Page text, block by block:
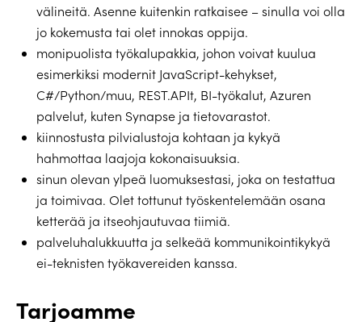
välineitä. Asenne kuitenkin ratkaisee – sinulla voi olla
jo kokemusta tai olet innokas oppija.
monipuolista työkalupakkia, johon voivat kuulua
esimerkiksi modernit JavaScript-kehykset,
C#/Python/muu, REST.APIt, BI-työkalut, Azuren
palvelut, kuten Synapse ja tietovarastot.
kiinnostusta pilvialustoja kohtaan ja kykyä
hahmottaa laajoja kokonaisuuksia.
sinun olevan ylpeä luomuksestasi, joka on testattua
ja toimivaa. Olet tottunut työskentelemään osana
ketterää ja itseohjautuvaa tiimiä.
palveluhalukkuutta ja selkeää kommunikointikykyä
ei-teknisten työkavereiden kanssa.
Tarjoamme